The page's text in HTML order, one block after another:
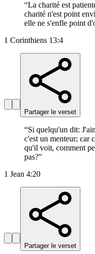
“La charité est
charité n'est point
elle ne s'enfle point
1 Corinthiens 13:4
Partager le verset
“Si quelqu'un dit:
c'est un menteur; car
qu'il voit, comment
pas?”
1 Jean 4:20
Partager le verset